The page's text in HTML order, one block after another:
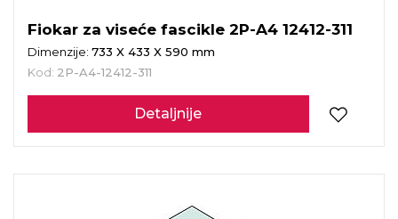
Fiokar za viseće fascikle 2P-A4 12412-311
Dimenzije: 733 X 433 X 590 mm
Kod: 2P-A4-12412-311
Detaljnije